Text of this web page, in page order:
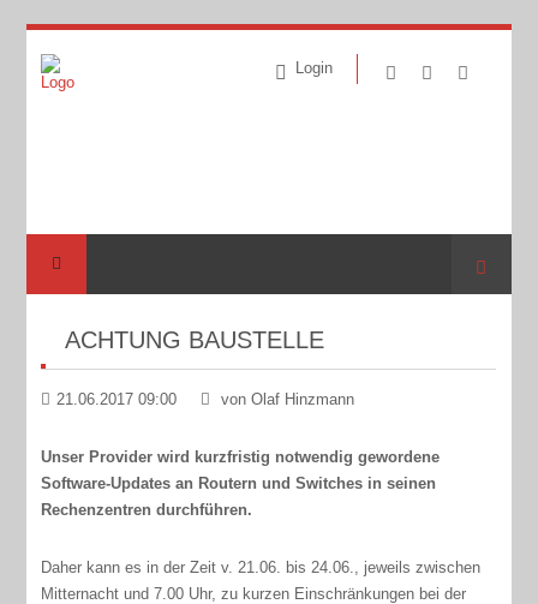
Login
Suche
ACHTUNG BAUSTELLE
21.06.2017 09:00 von Olaf Hinzmann
Unser Provider wird kurzfristig notwendig gewordene
Software-Updates an Routern und Switches in seinen
Rechenzentren durchführen.
Daher kann es in der Zeit v. 21.06. bis 24.06., jeweils zwischen
Mitternacht und 7.00 Uhr, zu kurzen Einschränkungen bei der